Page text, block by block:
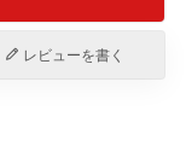
レビューを書く